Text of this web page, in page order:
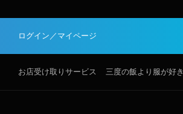
ログイン／マイページ
お店受け取りサービス 三度の飯より服が好き